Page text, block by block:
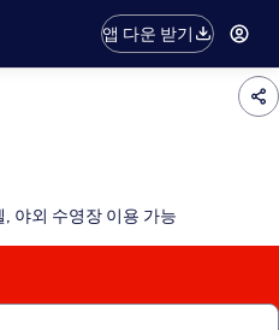
앱 다운 받기
야외 수영장 이용 가능